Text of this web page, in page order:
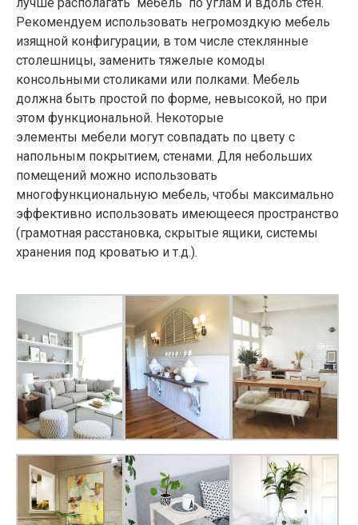
Рекомендуем использовать негромоздкую мебель
изящной конфигурации, в том числе стеклянные
столешницы, заменить тяжелые комоды
консольными столиками или полками. Мебель
должна быть простой по форме, невысокой, но при
этом функциональной. Некоторые
элементы мебели могут совпадать по цвету с
напольным покрытием, стенами. Для небольших
помещений можно использовать
многофункциональную мебель, чтобы максимально
эффективно использовать имеющееся пространство
(грамотная расстановка, скрытые ящики, системы
хранения под кроватью и т.д.).